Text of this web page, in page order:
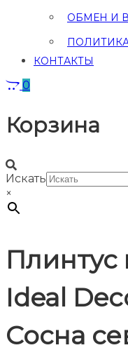
ОБМЕН И
КОНТАКТЫ
0
Корзина
Искать
×
Ideal
Сосна